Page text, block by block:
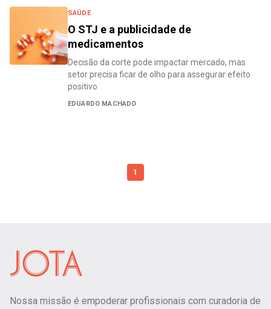
SAÚDE
O STJ e a publicidade de
medicamentos
Decisão da corte pode impactar mercado, mas
setor precisa ficar de olho para assegurar efeito
positivo
EDUARDO MACHADO
1
Nossa missão é empoderar profissionais com curadoria de